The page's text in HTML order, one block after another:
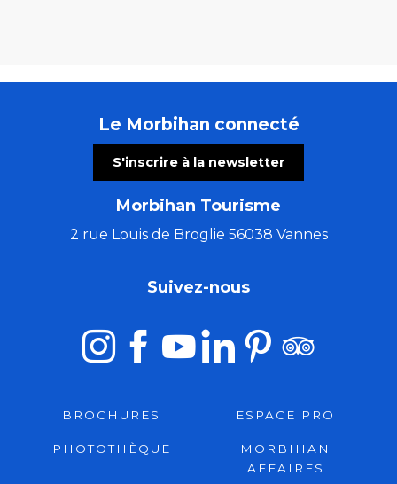
Le Morbihan connecté
S'inscrire à la newsletter
Morbihan Tourisme
2 rue Louis de Broglie 56038 Vannes
Suivez-nous
BROCHURES ESPACE PRO
PHOTOTHÈQUE
MORBIHAN
AFFAIRES